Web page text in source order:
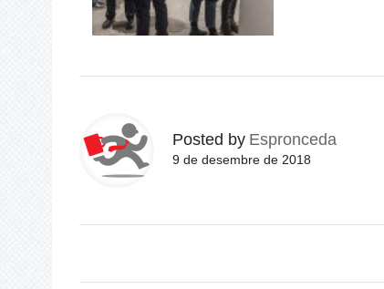
Posted by Espronceda
9 de desembre de 2018